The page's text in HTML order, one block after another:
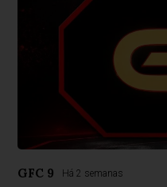
GFC 9 Há 2 semanas